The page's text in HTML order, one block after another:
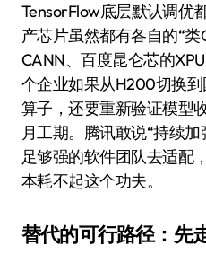
TensorFlow底层默认调优
产芯片虽然都有各自的“类
CANN、百度昆仑芯的
个企业如果从H200切换
算子，还要重新验证模型
月工期。腾讯敢说“持续
足够强的软件团队去适配
本耗不起这个功夫。
替代的可行路径：先